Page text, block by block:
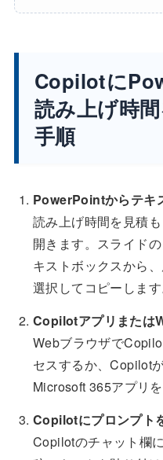
Copilotに
読み上げ時
手順
PowerPointからテキ
読み上げ時間を見積
開きます。スライド
キストボックスから
選択してコピーします
Copilotアプリまたは
Webブラウザで
セスするか、Copilot
Microsoft 365アプリを
Copilotにプロンプト
Copilotのチャット欄